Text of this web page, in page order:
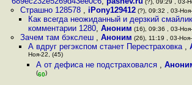
(?), 09:29 , 03-
Страшно 128578 , iPony129412(?), 09:32 , 03-
Как всегда неожиданный и дерзкий
комментарии 1280, Аноним (16), 09:36 , 03-
Зачем там бэкслеш , Аноним (26), 11:19 , 03-
А вдруг регэкспом станет Перестраховка ,
Ноя-22, (45)
А от дефиса не подстраховался ,
(60)